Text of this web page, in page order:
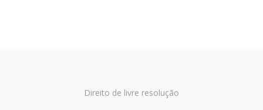
Direito de livre resolução